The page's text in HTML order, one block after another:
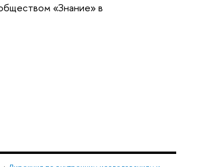
«Знание» в